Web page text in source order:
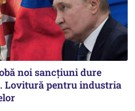
noi sancțiuni dure
Lovitură pentru industria